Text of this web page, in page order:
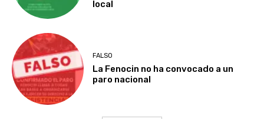
local
FALSO
La Fenocin no ha convocado a un
paro nacional